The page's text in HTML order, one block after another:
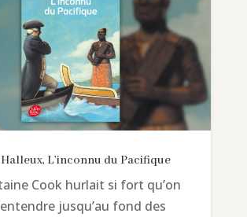
L’inconnu du Pacifique
Cook hurlait si fort qu’on
jusqu’au fond des